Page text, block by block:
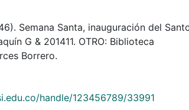
Semana Santa, inauguración del
G & 201411. OTRO: Biblioteca
Borrero.
handle/123456789/33991